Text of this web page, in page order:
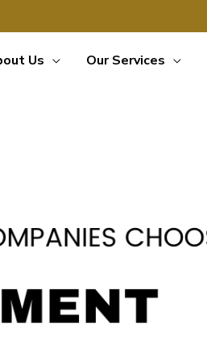
Us Our Services